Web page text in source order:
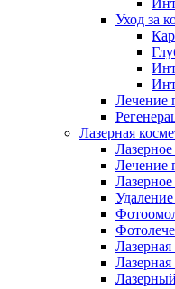
Уход за
Лечение
Лазерная
Лечение